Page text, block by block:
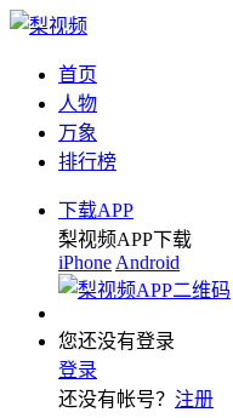
首页
人物
万象
排行榜
下载APP
梨视频APP下载
iPhone Android
您还没有登录
登录
还没有帐号？ 注册